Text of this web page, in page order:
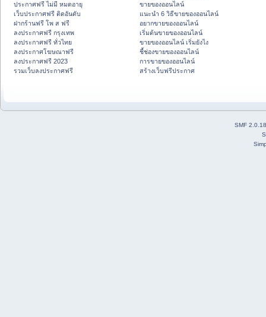
ประกาศฟรี ไม่มี หมดอายุ
เว็บประกาศฟรี ติดอันดับ
ฝากร้านฟรี โพ ส ฟรี
ลงประกาศฟรี กรุงเทพ
ลงประกาศฟรี ทั่วไทย
ลงประกาศโฆษณาฟรี
ลงประกาศฟรี 2023
รวมเว็บลงประกาศฟรี
ขายของออนไลน์
แนะนำ 6 วิธีขายของออนไลน์
อยากขายของออนไลน์
เริ่มต้นขายของออนไลน์
ขายของออนไลน์ เริ่มยังไง
ชี้ช่องขายของออนไลน์
การขายของออนไลน์
สร้างเว็บฟรีประกาศ
SMF 2.0.18